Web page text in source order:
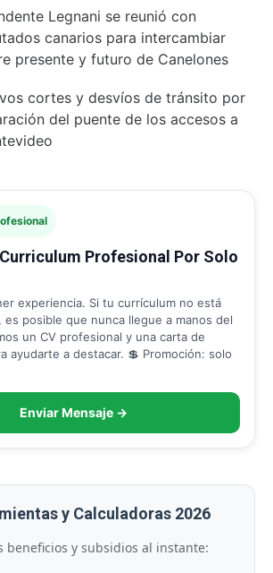
Legnani se reunió con
canarios para intercambiar
presente y futuro de Canelones
cortes y desvíos de tránsito por
del puente de los accesos a
Profesional Por Solo
experiencia. Si tu currículum no está
posible que nunca llegue a manos del
un CV profesional y una carta de
ayudarte a destacar. 💲 Promoción: solo
Enviar Mensaje →
y Calculadoras 2026
beneficios y subsidios al instante: